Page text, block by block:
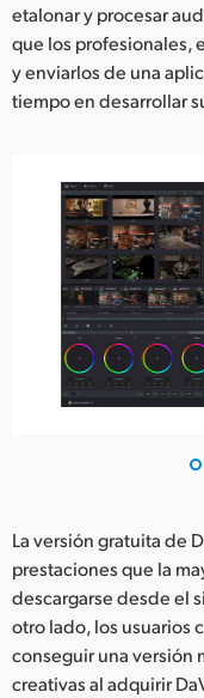
etalonar y procesar
que los profesionales,
y enviarlos de una
tiempo en desarrollar
La versión gratuita de
prestaciones que la
descargarse desde el
otro lado, los usuarios
conseguir una versión
creativas al adquirir